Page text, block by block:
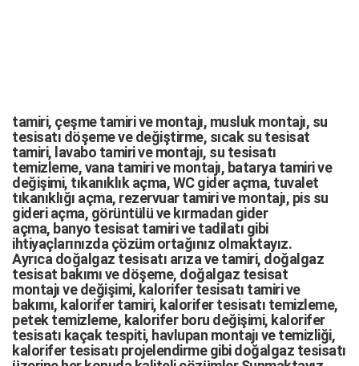
tamiri, çeşme tamirivemontajı, musluk montajı, su
tesisatı döşemeve değiştirme, sıcak su tesisat
tamiri, lavabo tamirivemontajı, su tesisatı
temizleme,vana tamirivemontajı, batarya tamirive
değişimi, tıkanıklık açma,WC gider açma, tuvalet
tıkanıklığı açma, rezervuar tamirive montajı, pis su
gideri açma, görüntülü ve kırmadan gider
açma, banyo tesisat tamirivetadilatı gibi
ihtiyaçlarınızda çözüm ortağınız olmaktayız.
Ayrıca doğalgaz tesisatı arızave tamiri, doğalgaz
tesisat bakımıve döşeme, doğalgaz tesisat
montajıve değişimi, kalorifer tesisatı tamiri ve
bakımı, kalorifer tamiri, kalorifer tesisatı temizleme,
petek temizleme, kalorifer boru değişimi, kalorifer
tesisatı kaçak tespiti, havlupan montajı ve temizliği,
kalorifer tesisatı projelendirme gibi d oğalgaz tesisatı